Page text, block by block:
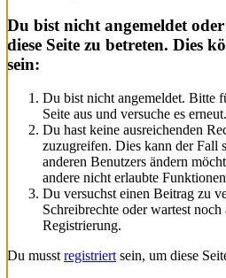
Du bist nicht angemeldet
diese Seite zu betreten. Dies
sein:
Du bist nicht angemeldet. Bitte
Seite aus und versuche es erneut.
Du hast keine ausreichenden
zuzugreifen. Dies kann der Fall
anderen Benutzers ändern
andere nicht erlaubte
Du versuchst einen Beitrag zu
Schreibrechte oder wartest
Registrierung.
Du musst registriert sein, um diese